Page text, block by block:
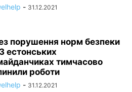
- 31.12.2021
порушення норм безпеки
естонських
тимчасово
роботи
- 31.12.2021